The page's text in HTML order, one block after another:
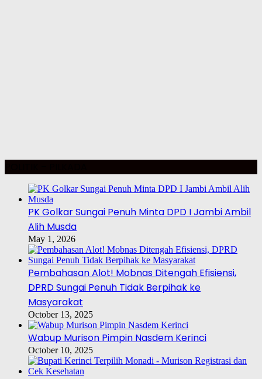
PK Golkar Sungai Penuh Minta DPD I Jambi Ambil
Alih Musda
May 1, 2026
Pembahasan Alot! Mobnas Ditengah Efisiensi,
DPRD Sungai Penuh Tidak Berpihak ke
Masyarakat
October 13, 2025
Wabup Murison Pimpin Nasdem Kerinci
October 10, 2025